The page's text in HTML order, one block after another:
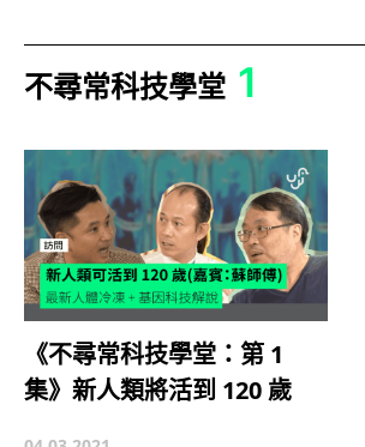
不尋常科技學堂 1
《不尋常科技學堂：第 1
集》新人類將活到 120 歲